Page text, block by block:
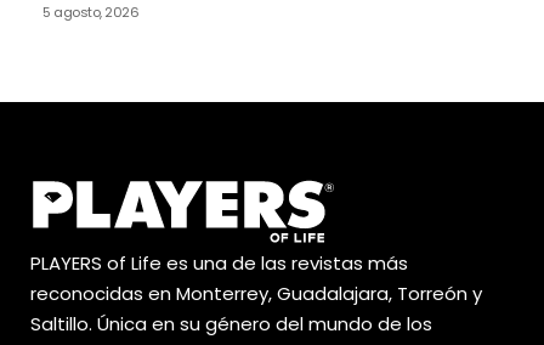
5 agosto, 2026
PLAYERS of Life es una de las revistas más
reconocidas en Monterrey, Guadalajara, Torreón y
Saltillo. Única en su género del mundo de los